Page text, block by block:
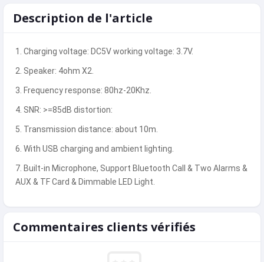
Description de l'article
1. Charging voltage: DC5V working voltage: 3.7V.
2. Speaker: 4ohm X2.
3. Frequency response: 80hz-20Khz.
4. SNR: >=85dB distortion:
5. Transmission distance: about 10m.
6. With USB charging and ambient lighting.
7. Built-in Microphone, Support Bluetooth Call & Two Alarms &
AUX & TF Card & Dimmable LED Light.
Commentaires clients vérifiés